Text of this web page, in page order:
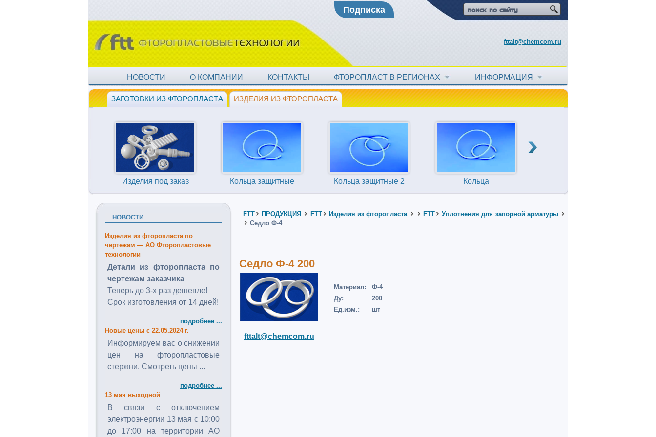
Подписка
fttalt@chemcom.ru
НОВОСТИ О КОМПАНИИ КОНТАКТЫ ФТОРОПЛАСТ В РЕГИОНАХ ИНФОРМАЦИЯ
ЗАГОТОВКИ ИЗ ФТОРОПЛАСТА ИЗДЕЛИЯ ИЗ ФТОРОПЛАСТА
Изделия под заказ Кольца защитные Кольца защитные 2
Кольца
уплотнительные
НОВОСТИ
Изделия из фторопласта по
чертежам — АО Фторопластовые
технологии
Детали из фторопласта по
чертежам заказчика
Теперь до 3-х раз дешевле!
Срок изготовления от 14 дней!
подробнее ...
Новые цены с 22.05.2024 г.
Информируем вас о снижении
цен на фторопластовые
стержни. Смотреть цены ...
подробнее ...
13 мая выходной
В связи с отключением
электроэнергии 13 мая с 10:00
до 17:00 на территории АО
FTT ПРОДУКЦИЯ FTT Изделия из фторопласта FTT
Уплотнения для запорной арматуры
Седло Ф-4
Седло Ф-4 200
Материал:
Ф-4
Ду:
200
Ед.изм.:
шт
fttalt@chemcom.ru